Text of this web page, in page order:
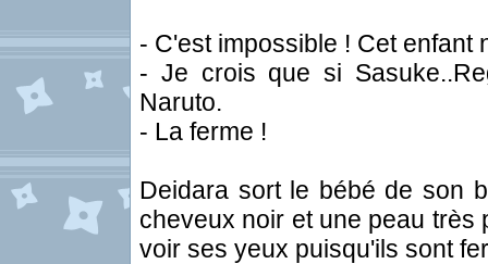
- C'est impossible ! Cet enfant
- Je crois que si
Naruto.
- La ferme !
Deidara sort le bébé de son
cheveux noir et une peau très
voir ses yeux puisqu'ils sont